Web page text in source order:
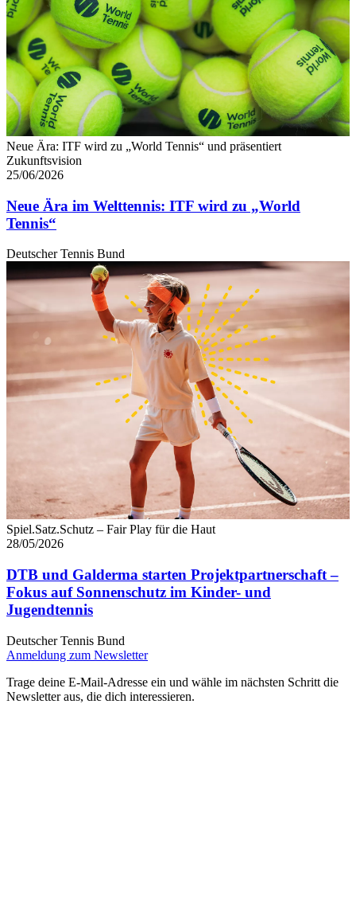
Neue Ära: ITF wird zu „World Tennis“ und präsentiert
Zukunftsvision
25/06/2026
Neue Ära im Welttennis: ITF wird zu „World
Tennis“
Deutscher Tennis Bund
Spiel.Satz.Schutz – Fair Play für die Haut
28/05/2026
DTB und Galderma starten Projektpartnerschaft –
Fokus auf Sonnenschutz im Kinder- und
Jugendtennis
Deutscher Tennis Bund
Anmeldung zum Newsletter
Trage deine E-Mail-Adresse ein und wähle im nächsten Schritt die
Newsletter aus, die dich interessieren.